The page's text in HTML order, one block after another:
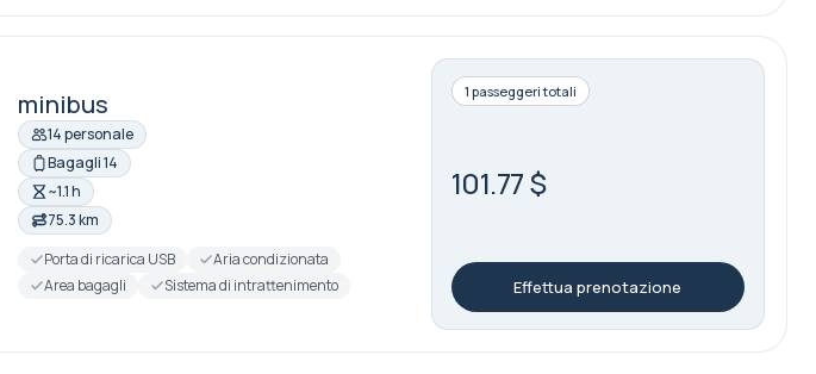
minibus
14 personale
Bagagli 14
~1.1 h
75.3 km
Porta di ricarica USB
Aria condizionata
Area bagagli
Sistema di intrattenimento
1 passeggeri totali
101.77 $
Effettua prenotazione